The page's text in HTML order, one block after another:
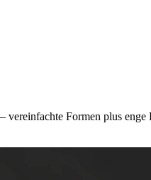
Formen plus enge